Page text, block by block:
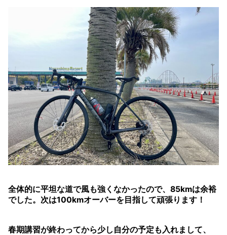
全体的に平坦な道で風も強くなかったので、85kmは余裕
でした。次は100kmオーバーを目指して頑張ります！
春期講習が終わってから少し自分の予定も入れまして、